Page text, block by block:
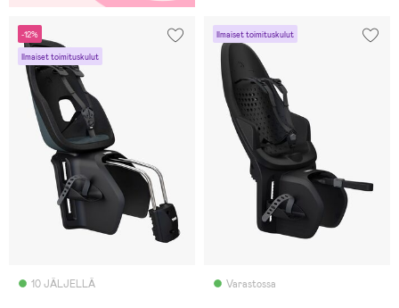
-12%
Ilmaiset toimituskulut
10 JÄLJELLÄ
Ilmaiset toimituskulut
Varastossa